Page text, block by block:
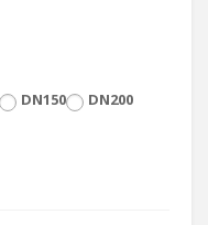
DN150
DN200